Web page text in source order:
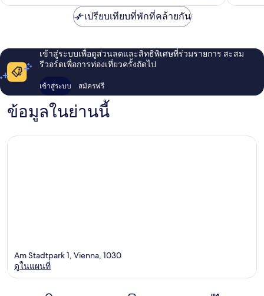
เปรียบเทียบที่พักที่คล้ายกัน
เข้าสู่ระบบเพื่อดูส่วนลดและสิทธิพิเศษที่ร่วมรายการ สะสม
รีวอร์ดเพื่อการท่องเที่ยวครั้งถัดไป
เข้าสู่ระบบ สมัครฟรี
ข้อมูลในย่านนี้
Am Stadtpark 1, Vienna, 1030
ดูในแผนที่